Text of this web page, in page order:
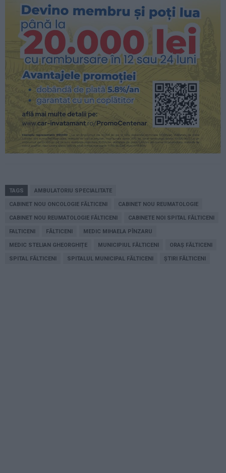
TAGS AMBULATORIU SPECIALITATE
CABINET NOU ONCOLOGIE FĂLTICENI CABINET NOU REUMATOLOGIE
CABINET NOU REUMATOLOGIE FĂLTICENI CABINETE NOI SPITAL FĂLTICENI
FALTICENI FĂLTICENI MEDIC MIHAELA PÎNZARU
MEDIC STELIAN GHEORGHIȚE MUNICIPIUL FĂLTICENI ORAȘ FĂLTICENI
SPITAL FĂLTICENI SPITALUL MUNICIPAL FĂLTICENI ȘTIRI FĂLTICENI